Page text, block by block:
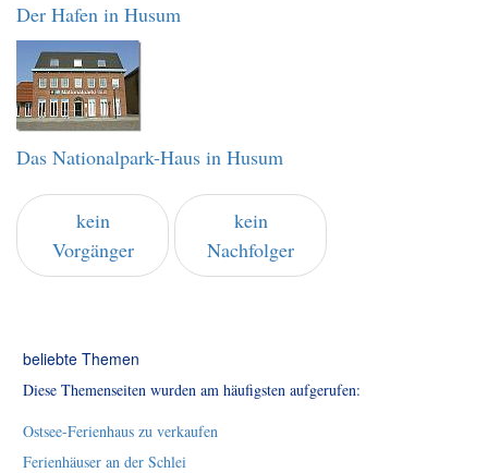
Der Hafen in Husum
Das Nationalpark-Haus in Husum
kein
Vorgänger
kein
Nachfolger
beliebte Themen
Diese Themenseiten wurden am häufigsten aufgerufen:
Ostsee-Ferienhaus zu verkaufen
Ferienhäuser an der Schlei